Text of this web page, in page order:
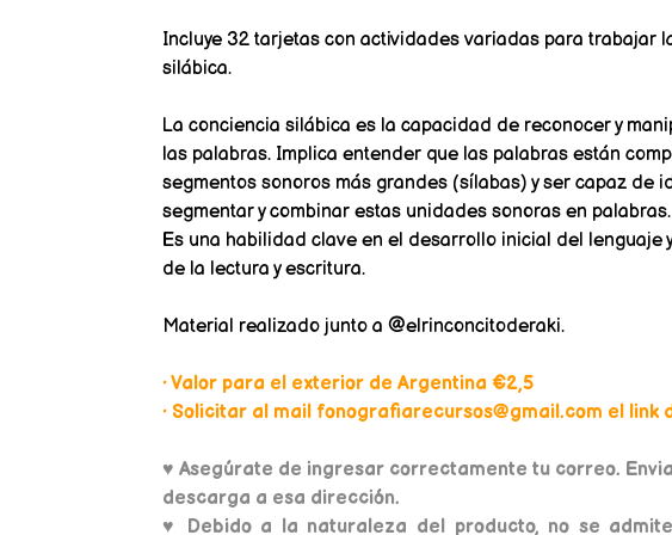
Incluye 32 tarjetas con actividades variadas para trabajar
silábica.
La conciencia silábica es la capacidad de reconocer y
las palabras. Implica entender que las palabras están
segmentos sonoros más grandes (sílabas) y ser capaz de
segmentar y combinar estas unidades sonoras en palabras.
Es una habilidad clave en el desarrollo inicial del lenguaje
de la lectura y escritura.
Material realizado junto a @elrinconcitoderaki.
• Valor para el exterior de Argentina €2,5
• Solicitar al mail fonografiarecursos@gmail.com el link
♥ Asegúrate de ingresar correctamente tu correo.
descarga a esa dirección.
♥ Debido a la naturaleza del producto, no se